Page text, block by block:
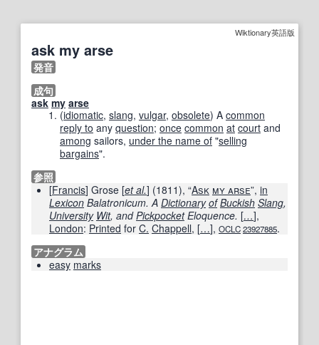
Wiktionary英語版
ask my arse
発音
成句
ask my arse
(idiomatic, slang, vulgar, obsolete) A common
reply to any question; once common at court and
among sailors, under the name of "selling
bargains".
参照
[Francis] Grose [et al.] (1811), “Ask my arse”, in
Lexicon Balatronicum. A Dictionary of Buckish Slang,
University Wit, andPickpocketEloquence. […],
London: Printed for C. Chappell, […], OCLC23927885.
アナグラム
easy marks